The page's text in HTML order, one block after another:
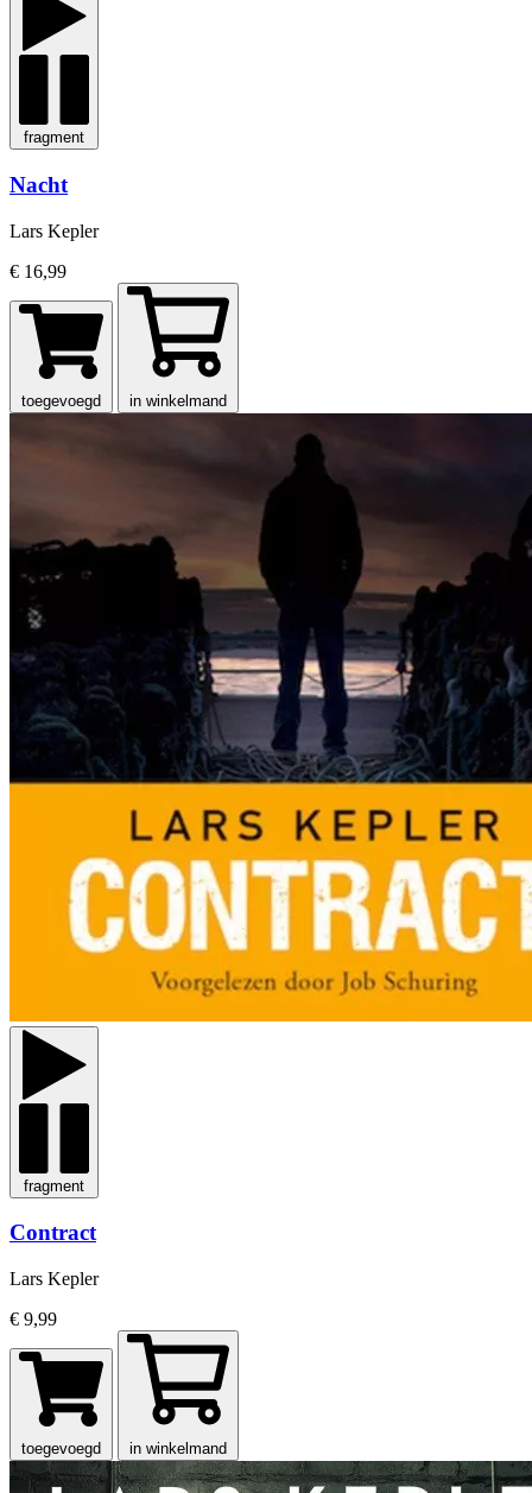
fragment
Nacht
Lars Kepler
€ 16,99
toegevoegd in winkelmand
fragment
Contract
Lars Kepler
€ 9,99
toegevoegd in winkelmand